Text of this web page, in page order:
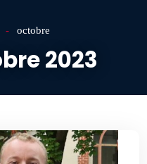
octobre
2023